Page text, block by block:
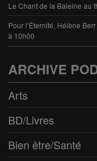
Le Chant de la Baleine au
Pour l’Éternité, Hélène
à 10h00
ARCHIVE
Arts
BD/Livres
Bien être/Santé